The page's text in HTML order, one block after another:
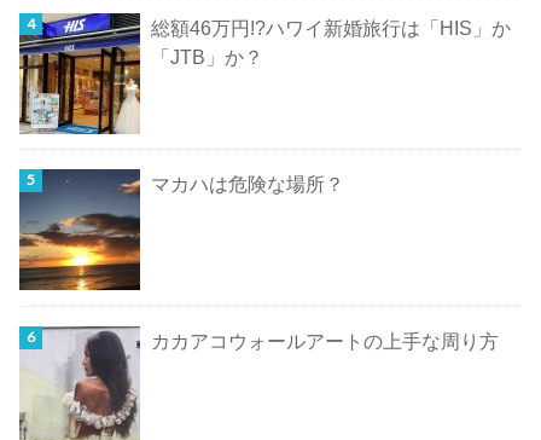
総額46万円!?ハワイ新婚旅行は「HIS」か
「JTB」か？
マカハは危険な場所？
カカアコウォールアートの上手な周り方